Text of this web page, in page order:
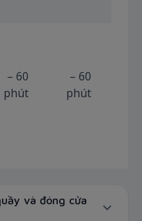
– 60
phút
– 60
phút
và đóng cửa